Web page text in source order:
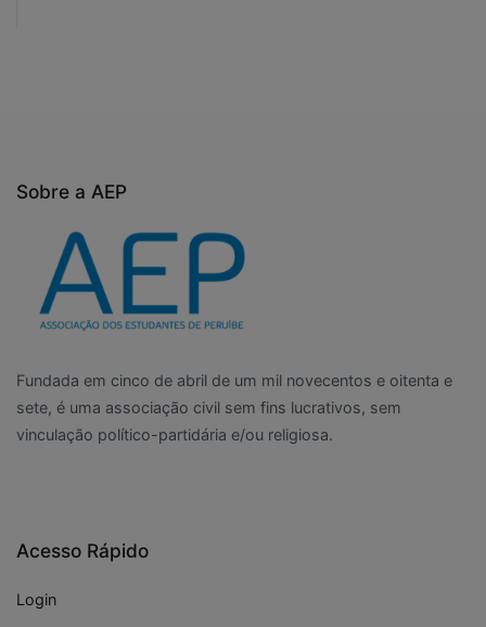
Sobre a AEP
Fundada em cinco de abril de um mil novecentos e oitenta e
sete, é uma associação civil sem fins lucrativos, sem
vinculação político-partidária e/ou religiosa.
Acesso Rápido
Login